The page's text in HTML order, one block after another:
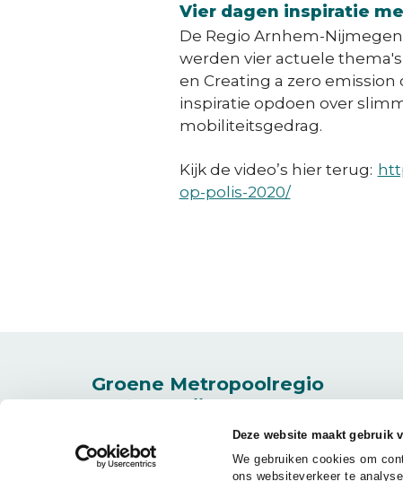
Deze website maakt gebruik
We gebruiken cookies om
ons websiteverkeer te
Vier dagen inspiratie
De Regio Arnhem-
werden vier actuele
en Creating a zero
inspiratie opdoen over
mobiliteitsgedrag.
Kijk de video’s hier terug:
op-polis-2020/
Groene Metropoolregio
Arnhem-Nijmegen
Volg
ons(Opent in een nieuw venster)
ons
(Opent in een nieuw venster)